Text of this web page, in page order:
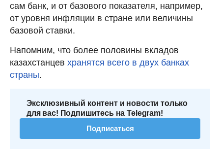
сам банк, и от базового показателя, например,
от уровня инфляции в стране или величины
базовой ставки.
Напомним, что более половины вкладов
казахстанцев хранятся всего в двух банках
страны.
Эксклюзивный контент и новости только
для вас! Подпишитесь на Telegram!
Подписаться